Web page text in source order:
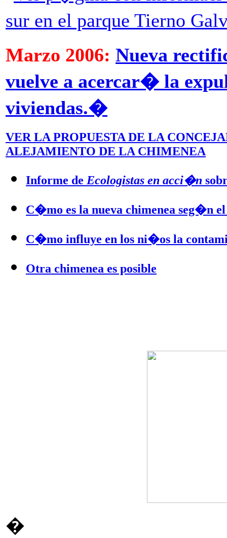
sur en el parque Tierno
Marzo 2006: Nueva
vuelve a acercar� la
viviendas.�
VER LA PROPUESTA DE LA
ALEJAMIENTO DE LA CHIMENEA
Informe de Ecologistas en acci�n
C�mo es la nueva chimenea seg�n
C�mo influye en los ni�os la
Otra chimenea es posible
�